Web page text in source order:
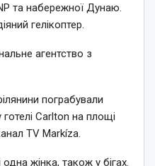
та набережної Дунаю.
гелікоптер.
агентство з
пограбували
Carlton на площі
TV Markíza.
одна жінка, також у бігах.